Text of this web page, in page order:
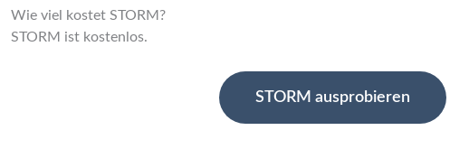
Wie viel kostet STORM?
STORM ist kostenlos.
STORM ausprobieren